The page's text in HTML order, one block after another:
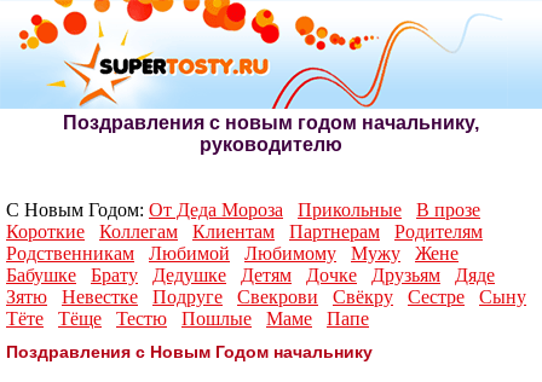
Поздравления с новым годом начальнику,
руководителю
С Новым Годом: От Деда Мороза Прикольные
В прозе
Короткие
Коллегам Клиентам Партнерам
Родителям
Родственникам
Любимой Любимому Мужу
Жене
Бабушке
Брату Дедушке Детям Дочке Друзьям
Дяде
Зятю
Невестке Подруге Свекрови Свёкру Сестре
Сыну
Тёте
Тёще Тестю Пошлые Маме Папе
Поздравления с Новым Годом начальнику